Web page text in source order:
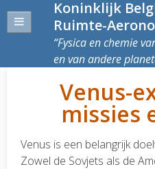
Koninklijk
Ruimte-
Fysica en chemie
en van andere
Venus-
missies
Venus is een belangrijk
Zowel de Sovjets als de